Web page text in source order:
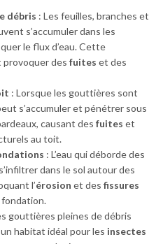
débris : Les feuilles, branches et
s’accumuler dans les
le flux d’eau. Cette
des fuites et des
: Lorsque les gouttières sont
s’accumuler et pénétrer sous
causant des fuites et
au toit.
: L’eau qui déborde des
dans le sol autour des
l’érosion et des fissures
fondation.
gouttières pleines de débris
habitat idéal pour les insectes